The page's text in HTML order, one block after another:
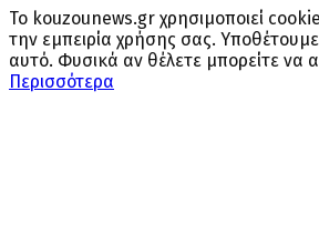
Το kouzounews.gr χρησιμοποιεί
την εμπειρία χρήσης σας.
αυτό. Φυσικά αν θέλετε μπορείτε να
Περισσότερα